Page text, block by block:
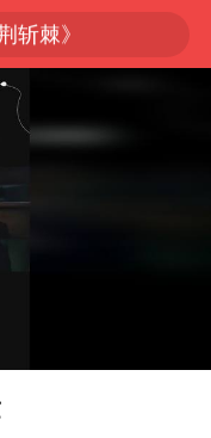
斩棘》
赛决赛